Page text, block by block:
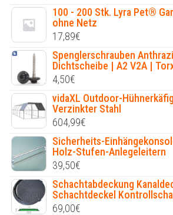
100 - 200 Stk. Lyra Pet®
ohne Netz
17,89€
Spenglerschrauben
Dichtscheibe | A2 V2A |
4,50€
vidaXL Outdoor-
Verzinkter Stahl
604,99€
Sicherheits-
Holz-Stufen-Anlegeleitern
39,50€
Schachtabdeckung
Schachtdeckel
69,00€